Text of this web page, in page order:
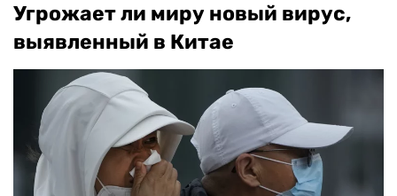
Угрожает ли миру новый вирус,
выявленный в Китае